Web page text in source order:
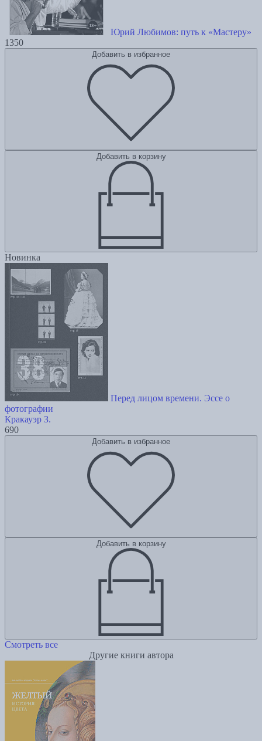
Юрий Любимов: путь к «Мастеру»
1350
Добавить в избранное
Добавить в корзину
Новинка
Перед лицом времени. Эссе о
фотографии
Кракауэр З.
690
Добавить в избранное
Добавить в корзину
Смотреть все
Другие книги автора